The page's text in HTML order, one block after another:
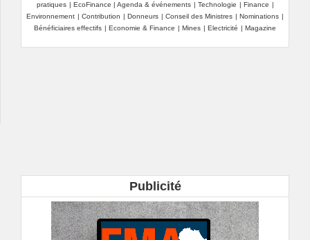
pratiques
EcoFinance Agenda & événements Technologie Finance
Environnement
Contribution Donneurs Conseil des Ministres Nominations
Bénéficiaires effectifs
Economie & Finance Mines Electricité Magazine
Publicité